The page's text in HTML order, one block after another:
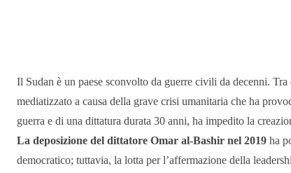
Il Sudan è un paese sconvolto da guerre civili da decenni. Tra
mediatizzato a causa della grave crisi umanitaria che ha
guerra e di una dittatura durata 30 anni, ha impedito la
La deposizione del dittatore Omar al-Bashir nel 2019 ha
democratico; tuttavia, la lotta per l’affermazione della